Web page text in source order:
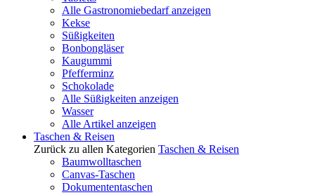
Alle Gastronomiebedarf anzeigen
Kekse
Süßigkeiten
Bonbongläser
Kaugummi
Pfefferminz
Schokolade
Alle Süßigkeiten anzeigen
Wasser
Alle Artikel anzeigen
Taschen & Reisen
Zurück zu allen Kategorien Taschen & Reisen
Baumwolltaschen
Canvas-Taschen
Dokumententaschen